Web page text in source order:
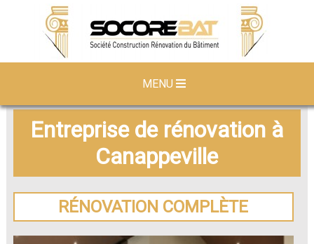
MENU
Entreprise de rénovation à
Canappeville
RÉNOVATION COMPLÈTE